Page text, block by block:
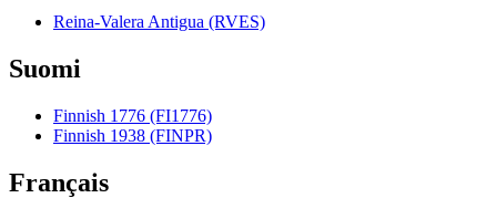
Reina-Valera Antigua (RVES)
Suomi
Finnish 1776 (FI1776)
Finnish 1938 (FINPR)
Français